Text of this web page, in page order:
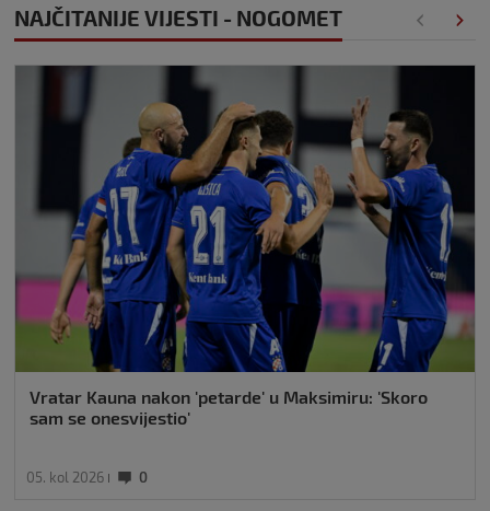
NAJČITANIJE VIJESTI - NOGOMET
Vratar Kauna nakon 'petarde' u Maksimiru: 'Skoro
sam se onesvijestio'
05. kol 2026 0